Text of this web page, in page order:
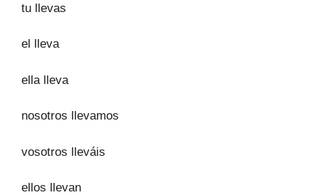
tu llevas
el lleva
ella lleva
nosotros llevamos
vosotros lleváis
ellos llevan